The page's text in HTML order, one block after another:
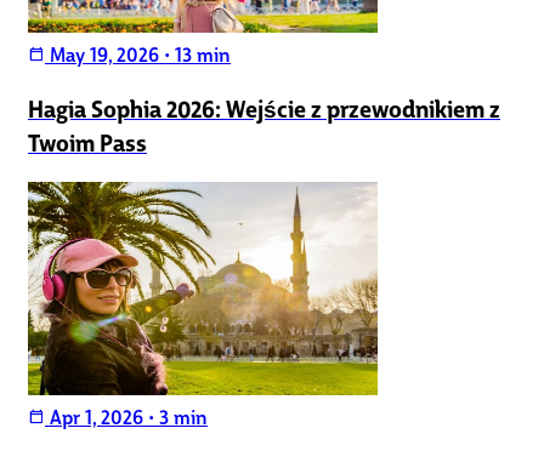
calendar_today May 19, 2026 • 13 min
Hagia Sophia 2026: Wejście z przewodnikiem z
Twoim Pass
calendar_today Apr 1, 2026 • 3 min